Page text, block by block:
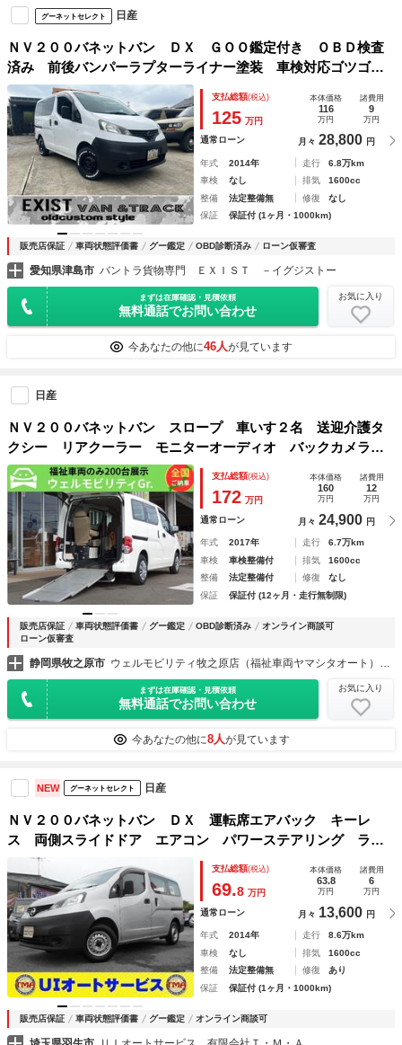
グーネットセレクト 日産
ＮＶ２００バネットバン ＤＸ ＧＯＯ鑑定付き ＯＢＤ検査
済み 前後バンパーラプターライナー塗装 車検対応ゴツゴツ
ホワイトレタータイヤ ブラックスチールホイール キーレス
キー ５ドア 小窓付きカガラス プライバシーガラス
支払総額(税込)
125 万円
本体価格
116
万円
諸費用
9
万円
通常ローン 月々 28,800 円
年式 2014年 走行
6.8万km
車検
なし 排気
1600cc
整備
法定整備無 修復
なし
保証
保証付 (1ヶ月・1000km)
販売店保証 車両状態評価書 グー鑑定 OBD診断済み ローン仮審査
愛知県津島市 バントラ貨物専門 ＥＸＩＳＴ －イグジストー
まずは在庫確認・見積依頼
無料通話でお問い合わせ
お気に入り
今あなたの他に46人が見ています
日産
ＮＶ２００バネットバン スロープ 車いす２名 送迎介護タ
クシー リアクーラー モニターオーディオ バックカメラ
スライドドア連動ステップ 車いす２名＋４名 車検 ２年
付 福祉装備点検済 全国対応１年故障保証 福祉車両 修復
歴無し
支払総額(税込)
172 万円
本体価格
160
万円
諸費用
12
万円
通常ローン 月々 24,900 円
年式 2017年 走行
6.7万km
車検
車検整備付 排気
1600cc
整備
法定整備付 修復
なし
保証
保証付 (12ヶ月・走行無制限)
販売店保証 車両状態評価書 グー鑑定 OBD診断済み
オンライン商談可
ローン仮審査
静岡県牧之原市
まずは在庫確認・見積依頼
無料通話でお問い合わせ
お気に入り
今あなたの他に8人が見ています
NEW グーネットセレクト 日産
ＮＶ２００バネットバン ＤＸ 運転席エアバック キーレ
ス 両側スライドドア エアコン パワーステアリング ライ
トレベライザー ＥＴＣ 最大積載量６００Ｋｇ
支払総額(税込)
69.8 万円
本体価格
63.8
万円
諸費用
6
万円
通常ローン 月々 13,600 円
年式 2014年 走行
8.6万km
車検
なし 排気
1600cc
整備
法定整備無 修復
あり
保証
保証付 (1ヶ月・1000km)
販売店保証 車両状態評価書 グー鑑定 オンライン商談可